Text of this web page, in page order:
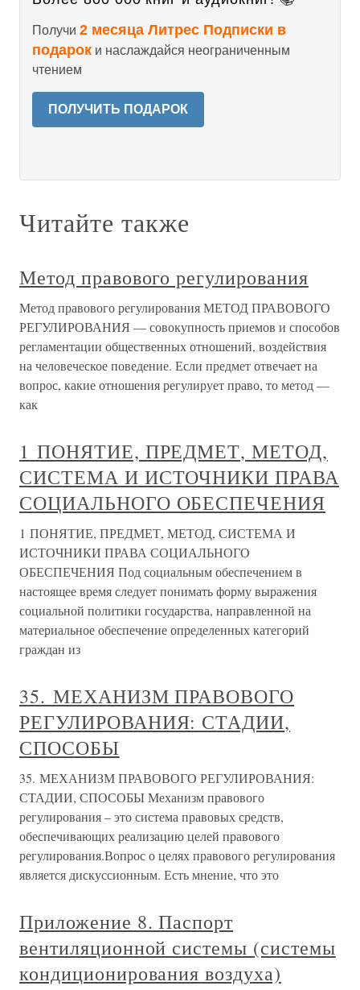
Получи 2 месяца Литрес Подписки в
подарок и наслаждайся неограниченным
чтением
ПОЛУЧИТЬ ПОДАРОК
Читайте также
Метод правового регулирования
Метод правового регулирования МЕТОД ПРАВОВОГО
РЕГУЛИРОВАНИЯ — совокупность приемов и способов
регламентации общественных отношений, воздействия
на человеческое поведение. Если предмет отвечает на
вопрос, какие отношения регулирует право, то метод —
как
1 ПОНЯТИЕ, ПРЕДМЕТ, МЕТОД,
СИСТЕМА И ИСТОЧНИКИ ПРАВА
СОЦИАЛЬНОГО ОБЕСПЕЧЕНИЯ
1 ПОНЯТИЕ, ПРЕДМЕТ, МЕТОД, СИСТЕМА И
ИСТОЧНИКИ ПРАВА СОЦИАЛЬНОГО
ОБЕСПЕЧЕНИЯ Под социальным обеспечением в
настоящее время следует понимать форму выражения
социальной политики государства, направленной на
материальное обеспечение определенных категорий
граждан из
35. МЕХАНИЗМ ПРАВОВОГО
РЕГУЛИРОВАНИЯ: СТАДИИ,
СПОСОБЫ
35. МЕХАНИЗМ ПРАВОВОГО РЕГУЛИРОВАНИЯ:
СТАДИИ, СПОСОБЫ Механизм правового
регулирования – это система правовых средств,
обеспечивающих реализацию целей правового
регулирования.Вопрос о целях правового регулирования
является дискуссионным. Есть мнение, что это
Приложение 8. Паспорт
вентиляционной системы (системы
кондиционирования воздуха)